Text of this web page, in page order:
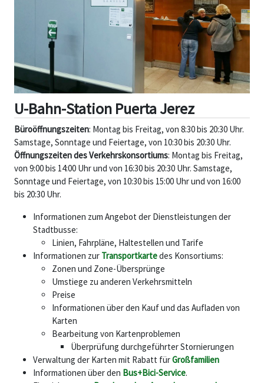
U-Bahn-Station Puerta Jerez
Büroöffnungszeiten: Montag bis Freitag, von 8:30 bis 20:30 Uhr.
Samstage, Sonntage und Feiertage, von 10:30 bis 20:30 Uhr.
Öffnungszeiten des Verkehrskonsortiums: Montag bis Freitag,
von 9:00 bis 14:00 Uhr und von 16:30 bis 20:30 Uhr. Samstage,
Sonntage und Feiertage, von 10:30 bis 15:00 Uhr und von 16:00
bis 20:30 Uhr.
Informationen zum Angebot der Dienstleistungen der
Stadtbusse:
Linien, Fahrpläne, Haltestellen und Tarife
Informationen zur Transportkartedes Konsortiums:
Zonen und Zone-Übersprünge
Umstiege zu anderen Verkehrsmitteln
Preise
Informationen über den Kauf und das Aufladen von
Karten
Bearbeitung von Kartenproblemen
Überprüfung durchgeführter Stornierungen
Verwaltung der Karten mit Rabatt fürGroßfamilien
Informationen über den Bus+Bici-Service.